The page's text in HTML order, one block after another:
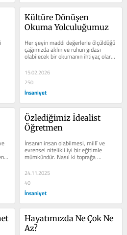
Kültüre Dönüşen
Okuma Yolculuğumuz
Her şeyin maddi değerlerle ölçüldüğü
çağımızda aklın ve ruhun gıdası
olabilecek bir okumanın ihtiyaç olarak
15.02.2026
250
İnsaniyet
Özlediğimiz İdealist
Öğretmen
İnsanın insan olabilmesi, millî ve
evrensel nitelikli iyi bir eğitimle
mümkündür. Nasıl ki toprağa
gömülen çiçek tohumu, su
verilmediği...
24.11.2025
40
İnsaniyet
Hayatımızda Ne Çok Ne
Az?